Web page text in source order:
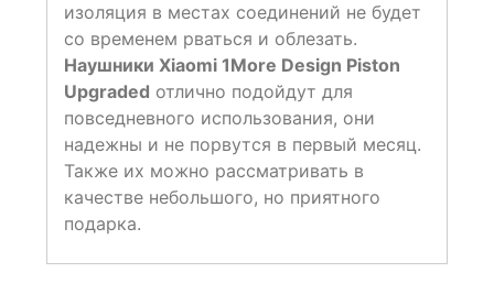
изоляция в местах соединений не будет
со временем рваться и облезать.
Наушники Xiaomi 1More Design Piston
Upgraded отлично подойдут для
повседневного использования, они
надежны и не порвутся в первый месяц.
Также их можно рассматривать в
качестве небольшого, но приятного
подарка.